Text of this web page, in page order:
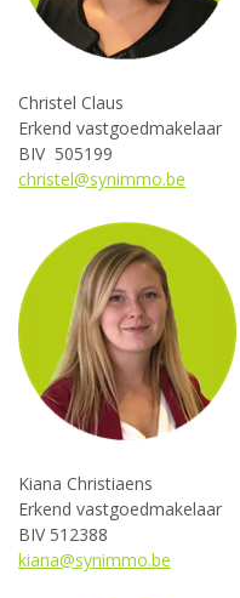
Christel Claus
Erkend vastgoedmakelaar
BIV 505199
christel@synimmo.be
Kiana Christiaens
Erkend vastgoedmakelaar
BIV 512388
kiana@synimmo.be